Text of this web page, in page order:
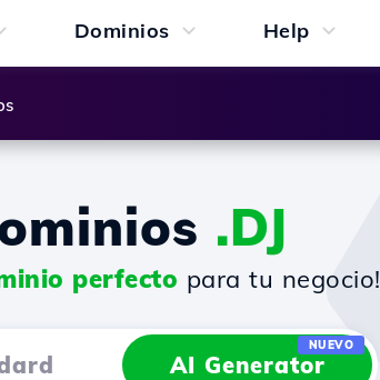
Dominios Help
.DJ
perfecto para tu negocio!
AI Generator
NUEVO